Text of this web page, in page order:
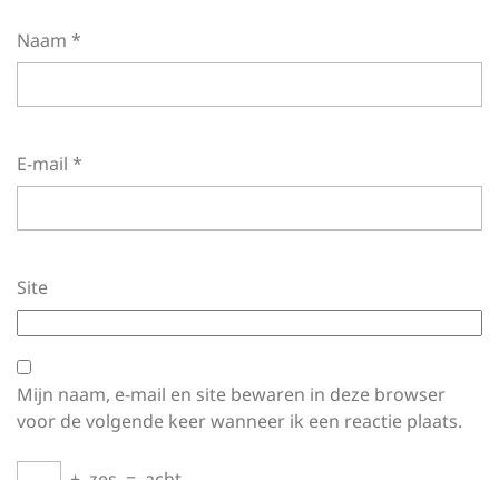
Naam *
E-mail *
Site
Mijn naam, e-mail en site bewaren in deze browser
voor de volgende keer wanneer ik een reactie plaats.